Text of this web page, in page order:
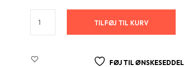
TILFØJ TIL KURV
FØJ TIL ØNSKESEDDEL